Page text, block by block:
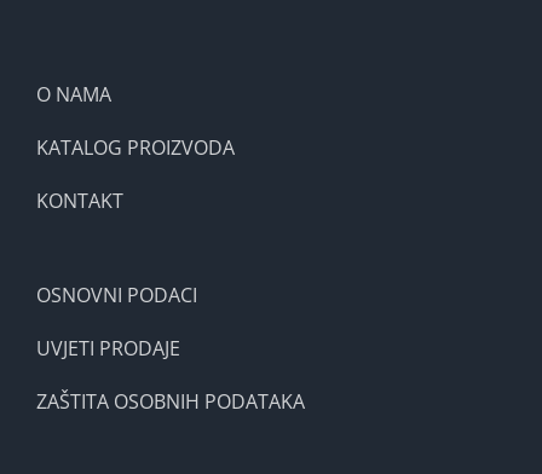
O NAMA
KATALOG PROIZVODA
KONTAKT
OSNOVNI PODACI
UVJETI PRODAJE
ZAŠTITA OSOBNIH PODATAKA